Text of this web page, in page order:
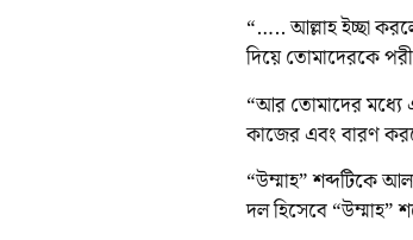
“….. আল্লাহ ইচ্ছা
দিয়ে তোমাদেরকে
“আর তোমাদের মধ্যে
কাজের এবং বারণ
“উম্মাহ” শব্দটিকে
দল হিসেবে “উম্মাহ”